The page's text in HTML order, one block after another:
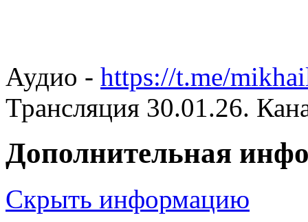
Аудио - https://t.me/
Трансляция 30.01.26.
Дополнительная
Скрыть информацию